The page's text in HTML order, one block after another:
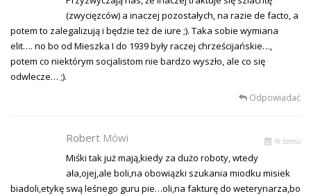
(zwycięzców) a inaczej pozostałych, na razie de facto, a
potem to zalegalizują i będzie też de iure ;). Taka sobie wymiana
elit…. no bo od Mieszka I do 1939 były raczej chrześcijańskie…,
potem co niektórym socjalistom nie bardzo wyszło, ale co się
odwlecze… ;).
Odpowiadać
Robert Mówi % temu
Miśki tak już mają,kiedy za dużo roboty, wtedy
ała,ojej,ale boli,na obowiązki szukania miodku misiek
biadoli,etykę swą leśnego guru pie…oli,na fakturę do weterynarza,bo